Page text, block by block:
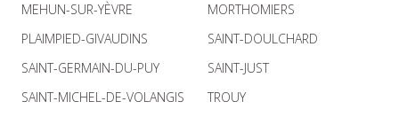
MEHUN-SUR-YÈVRE
MORTHOMIERS
PLAIMPIED-GIVAUDINS
SAINT-DOULCHARD
SAINT-GERMAIN-DU-PUY
SAINT-JUST
SAINT-MICHEL-DE-VOLANGIS
TROUY